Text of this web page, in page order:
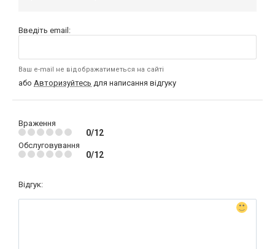
Введіть email:
Ваш e-mail не відображатиметься на сайті
або Авторизуйтесь для написання відгуку
Враження
0/12
Обслуговування
0/12
Відгук: